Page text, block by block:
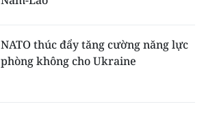
NATO thúc đẩy tăng cường năng lực
phòng không cho Ukraine